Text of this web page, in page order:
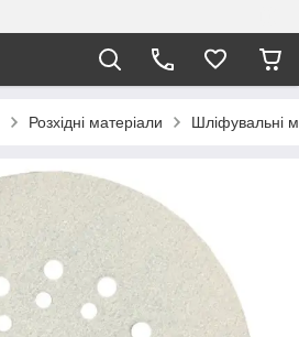
Розхідні матеріали Шліфувальні